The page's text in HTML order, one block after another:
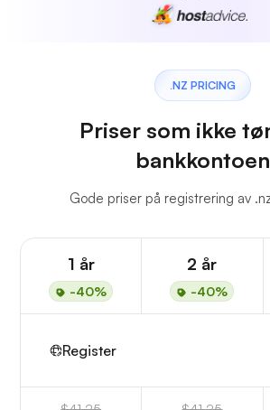
.NZ PRICING
Priser som ikke
bankkontoen
Gode priser på registrering av
1 år
-40%
2 år
-40%
Register